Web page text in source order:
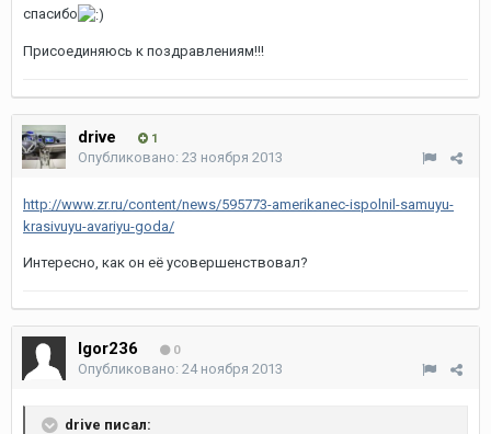
спасибо
Присоединяюсь к поздравлениям!!!
drive 1
Опубликовано: 23 ноября 2013
http://www.zr.ru/content/news/595773-amerikanec-ispolnil-samuyu-
krasivuyu-avariyu-goda/
Интересно, как он её усовершенствовал?
Igor236 0
Опубликовано: 24 ноября 2013
drive писал: